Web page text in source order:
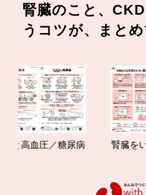
腎臓のこと、
うコツが、まとめ
高血圧／糖尿病
腎臓をい